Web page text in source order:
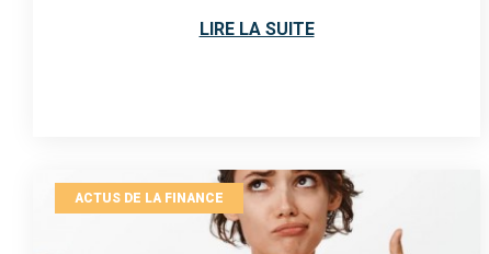
LIRE LA SUITE
ACTUS DE LA FINANCE